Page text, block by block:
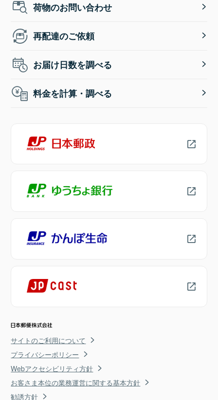
荷物のお問い合わせ
再配達のご依頼
お届け日数を調べる
料金を計算・調べる
サイトのご利用について
プライバシーポリシー
Webアクセシビリティ方針
お客さま本位の業務運営に関する基本方針
勧誘方針